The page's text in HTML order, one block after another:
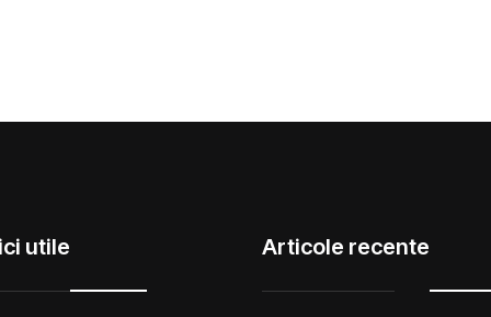
utile Articole recente